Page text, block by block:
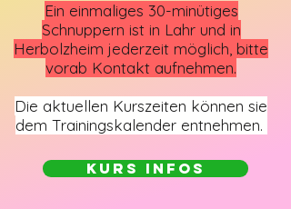
Ein einmaliges 30-minütiges
Schnuppern ist in Lahr und in
Herbolzheim jederzeit möglich, bitte
vorab Kontakt aufnehmen.
Die aktuellen Kurszeiten können sie
dem Trainingskalender entnehmen.
Kurs Infos